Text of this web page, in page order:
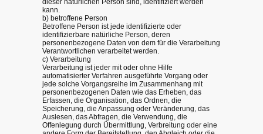
dieser natürlichen Person sind, identifiziert werden
kann.
b) betroffene Person
Betroffene Person ist jede identifizierte oder
identifizierbare natürliche Person, deren
personenbezogene Daten von dem für die Verarbeitung
Verantwortlichen verarbeitet werden.
c) Verarbeitung
Verarbeitung ist jeder mit oder ohne Hilfe
automatisierter Verfahren ausgeführte Vorgang oder
jede solche Vorgangsreihe im Zusammenhang mit
personenbezogenen Daten wie das Erheben, das
Erfassen, die Organisation, das Ordnen, die
Speicherung, die Anpassung oder Veränderung, das
Auslesen, das Abfragen, die Verwendung, die
Offenlegung durch Übermittlung, Verbreitung oder eine